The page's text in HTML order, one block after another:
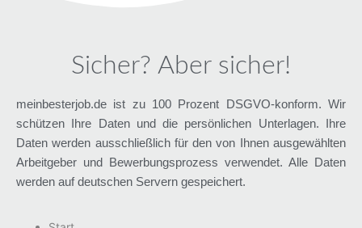
Sicher? Aber sicher!
meinbesterjob.de ist zu 100 Prozent DSGVO-konform. Wir
schützen Ihre Daten und die persönlichen Unterlagen. Ihre
Daten werden ausschließlich für den von Ihnen ausgewählten
Arbeitgeber und Bewerbungsprozess verwendet. Alle Daten
werden auf deutschen Servern gespeichert.